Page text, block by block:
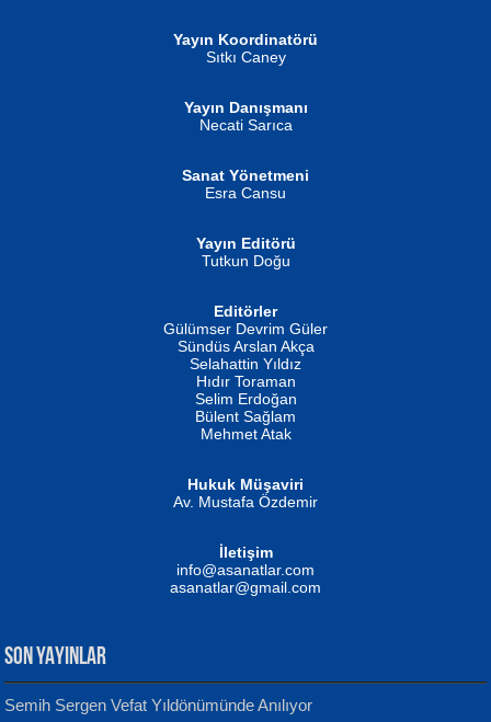
İSMAİL OKUTAN
Erkeklerin Kahrolması Ne Demektir
Evvel Zaman Tanrıçası...
Yayın Koordinatörü
Sıtkı Caney
Yayın Danışmanı
Necati Sarıca
Sanat Yönetmeni
Esra Cansu
Yayın Editörü
Tutkun Doğu
Editörler
Gülümser Devrim Güler
Sündüs Arslan Akça
Selahattin Yıldız
Hıdır Toraman
Selim Erdoğan
Bülent Sağlam
Mehmet Atak
Hukuk Müşaviri
Av. Mustafa Özdemir
İletişim
info@asanatlar.com
asanatlar@gmail.com
SON YAYINLAR
Semih Sergen Vefat Yıldönümünde Anılıyor